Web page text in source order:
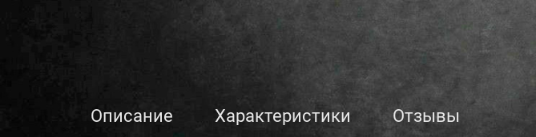
Описание Характеристики Отзывы